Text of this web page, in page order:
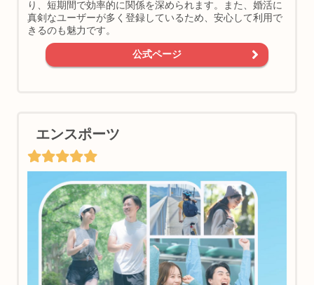
り、短期間で効率的に関係を深められます。また、婚活に
真剣なユーザーが多く登録しているため、安心して利用で
きるのも魅力です。
公式ページ
エンスポーツ